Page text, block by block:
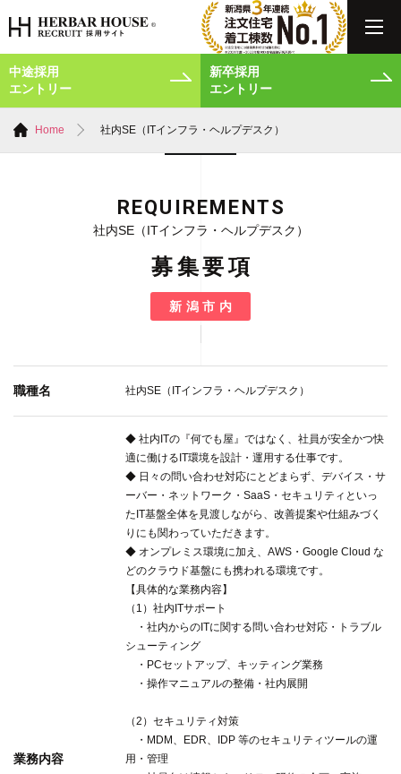
中途採用
エントリー
新卒採用
エントリー
Home 社内SE（ITインフラ・ヘルプデスク）
REQUIREMENTS
社内SE（ITインフラ・ヘルプデスク）
募集要項
新潟市内
職種名 社内SE（ITインフラ・ヘルプデスク）
業務内容
◆ 社内ITの『何でも屋』ではなく、社員が安全かつ快
適に働けるIT環境を設計・運用する仕事です。
◆ 日々の問い合わせ対応にとどまらず、デバイス・サ
ーバー・ネットワーク・SaaS・セキュリティといっ
たIT基盤全体を見渡しながら、改善提案や仕組みづく
りにも関わっていただきます。
◆ オンプレミス環境に加え、AWS・Google Cloud な
どのクラウド基盤にも携われる環境です。
【具体的な業務内容】
（1）社内ITサポート
・社内からのITに関する問い合わせ対応・トラブル
シューティング
・PCセットアップ、キッティング業務
・操作マニュアルの整備・社内展開
（2）セキュリティ対策
・MDM、EDR、IDP 等のセキュリティツールの運
用・管理